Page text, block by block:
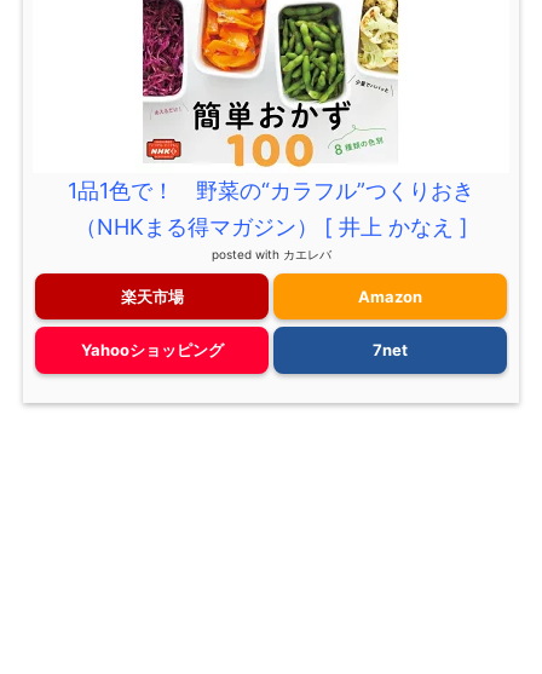
1品1色で！ 野菜の“カラフル”つくりおき
（NHKまる得マガジン） [ 井上 かなえ ]
posted with カエレバ
楽天市場 Amazon
Yahooショッピング 7net